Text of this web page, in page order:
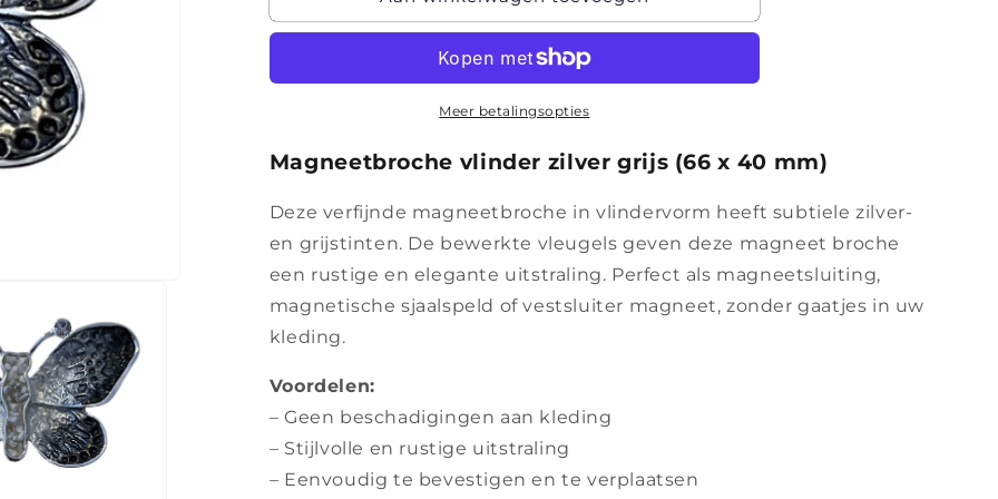
–
Zilveren
–
Zilveren
Vlinderkracht
Meer betalingsopties
Magneetbroche vlinder zilver grijs (66 x 40 mm)
Deze verfijnde magneetbroche in vlindervorm heeft subtiele zilver-
en grijstinten. De bewerkte vleugels geven deze magneet broche
een rustige en elegante uitstraling. Perfect als magneetsluiting,
magnetische sjaalspeld of vestsluiter magneet, zonder gaatjes in uw
kleding.
Voordelen:
– Geen beschadigingen aan kleding
– Stijlvolle en rustige uitstraling
– Eenvoudig te bevestigen en te verplaatsen